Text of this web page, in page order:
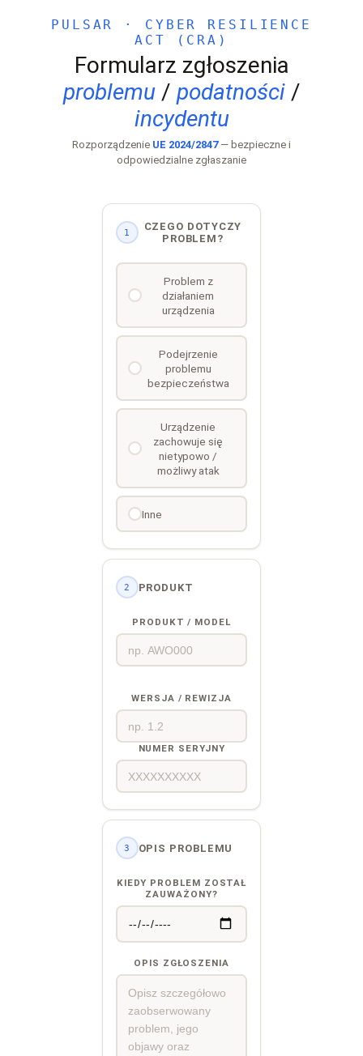
PULSAR · CYBER RESILIENCE
ACT (CRA)
Formularz zgłoszenia
problemu/ podatności/
incydentu
Rozporządzenie UE 2024/2847— bezpieczne i
odpowiedzialne zgłaszanie
1
CZEGO DOTYCZY
PROBLEM?
Problem z
działaniem
urządzenia
Podejrzenie
problemu
bezpieczeństwa
Urządzenie
zachowuje się
nietypowo /
możliwy atak
Inne
2 PRODUKT
PRODUKT / MODEL
WERSJA / REWIZJA
NUMER SERYJNY
3 OPIS PROBLEMU
KIEDY PROBLEM ZOSTAŁ
ZAUWAŻONY?
OPIS ZGŁOSZENIA